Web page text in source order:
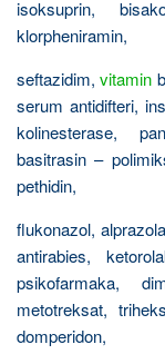
isoksuprin,
klorpheniramin,
seftazidim,vitamin
serum antidifteri,
kolinesterase,
basitrasin –
pethidin,
flukonazol,
antirabies,
psikofarmaka,
metotreksat,
domperidon,